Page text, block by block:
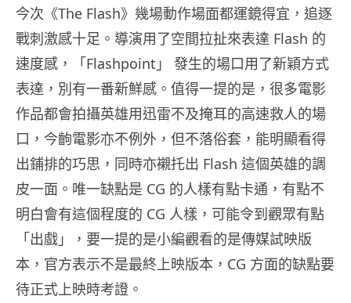
今次《The Flash》幾場動作場面都運鏡得宜，追逐
戰刺激感十足。導演用了空間拉扯來表達 Flash 的
速度感，「Flashpoint」 發生的場口用了新穎方式
表達，別有一番新鮮感。值得一提的是，很多電影
作品都會拍攝英雄用迅雷不及掩耳的高速救人的場
口，今齣電影亦不例外，但不落俗套，能明顯看得
出鋪排的巧思，同時亦襯托出 Flash 這個英雄的調
皮一面。唯一缺點是 CG 的人樣有點卡通，有點不
明白會有這個程度的 CG 人樣，可能令到觀眾有點
「出戲」，要一提的是小編觀看的是傳媒試映版
本，官方表示不是最終上映版本，CG 方面的缺點要
待正式上映時考證。